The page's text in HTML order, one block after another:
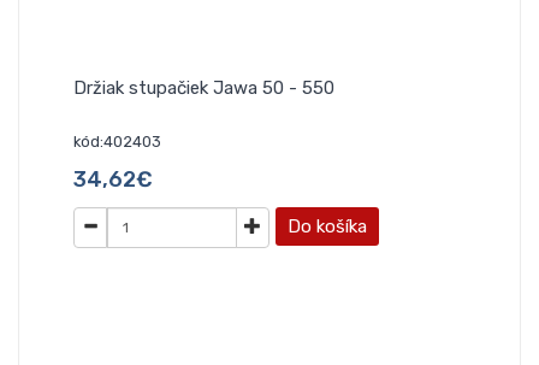
Držiak stupačiek Jawa 50 - 550
kód:402403
34,62€
Do košíka